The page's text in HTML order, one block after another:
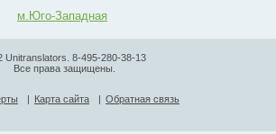
м.Юго-Западная
Unitranslators. 8-495-280-38-13
Все права защищены.
Карта сайта Обратная связь